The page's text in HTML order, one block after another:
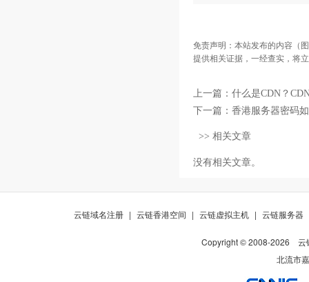
免责声明：本站发布的内容（
提供相关证据，一经查实，将
上一篇： 什么是CDN？
下一篇： 香港服务器密码
>> 相关文章
没有相关文章。
云链域名注册 | 云链香港空间 | 云链虚拟主机 | 云链服务器
Copyright © 2008-2026
云
北流市